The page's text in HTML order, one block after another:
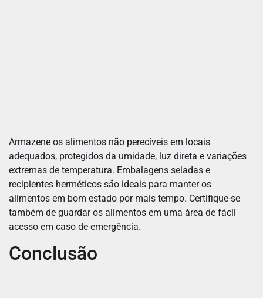
Armazene os alimentos não perecíveis em locais
adequados, protegidos da umidade, luz direta e variações
extremas de temperatura. Embalagens seladas e
recipientes herméticos são ideais para manter os
alimentos em bom estado por mais tempo. Certifique-se
também de guardar os alimentos em uma área de fácil
acesso em caso de emergência.
Conclusão